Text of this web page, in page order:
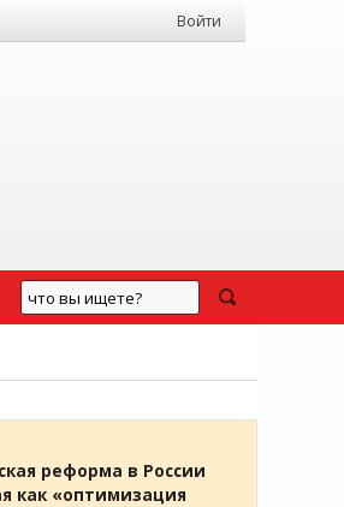
Войти
реформа в России
как «оптимизация